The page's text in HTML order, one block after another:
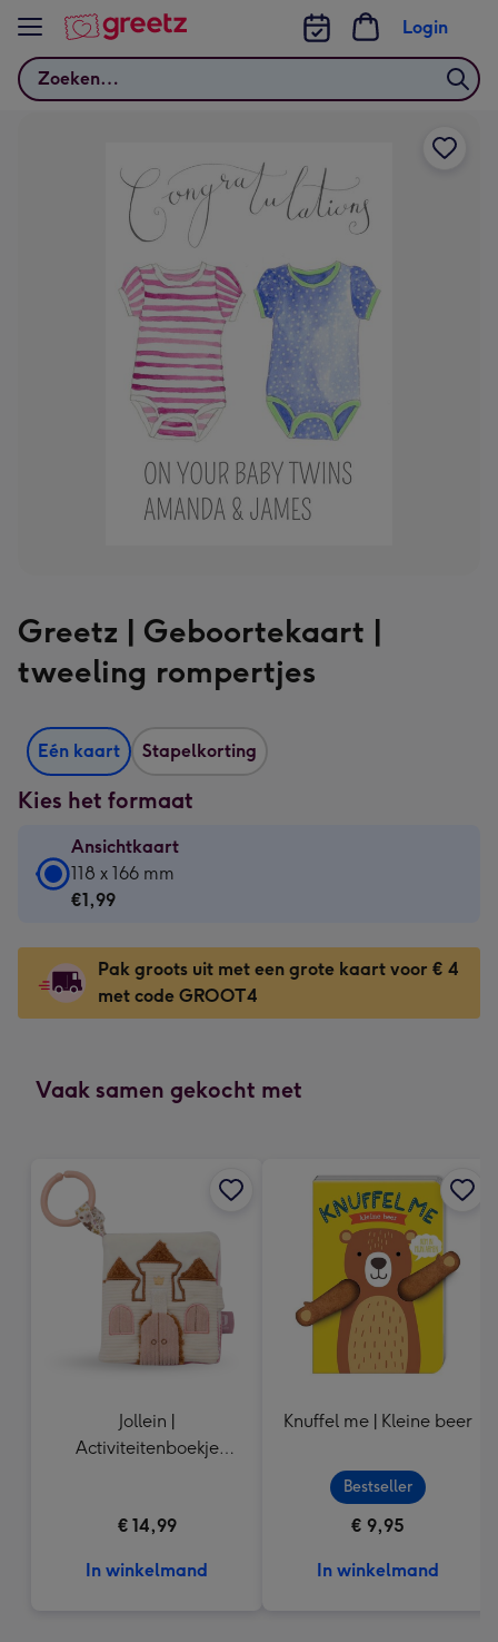
Bekijk meer
Zoeken
Login
Greetz | Geboortekaart |
tweeling rompertjes
Eén kaart Stapelkorting
Kies het formaat
Ansichtkaart
Ansichtkaart
-
-
118
x
-
x
166
mm
118 x 166 mm
€1,99
Pak groots uit met een grote kaart voor € 4
met code GROOT4
Vaak samen gekocht met
Jollein |
Activiteitenboekje
€ 14,99
In winkelmand
Knuffel me | Kleine beer
Bestseller
€ 9,95
In winkelmand